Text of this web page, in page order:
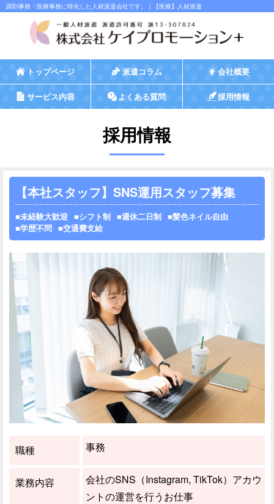
調剤事務・医療事務に特化した人材派遣会社です。｜【医療】人材派遣
トップページ 派遣コラム 会社概要
サービス内容 よくある質問 採用情報
採用情報
【本社スタッフ】SNS運用スタッフ募集
未経験大歓迎 シフト制 週休二日制
髪色ネイル自由
学歴不問
交通費支給
職種 事務
業務内容
会社のSNS（Instagram, TikTok）アカウ
ントの運営を行うお仕事